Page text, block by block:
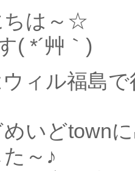
ちは～☆
( *´艸｀)
ィル福島
いどtown
～♪